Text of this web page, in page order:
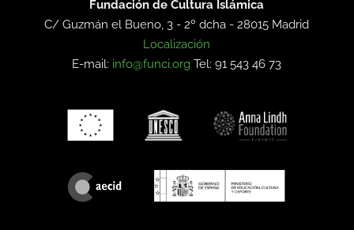
Fundación de Cultura Islámica
C/ Guzmán el Bueno, 3 - 2º dcha -28015 Madrid
Localización
E-mail: info@funci.org Tel: 91 543 46 73